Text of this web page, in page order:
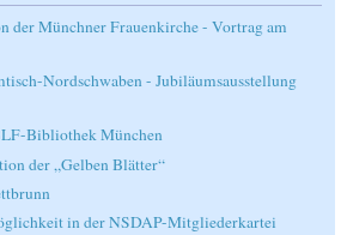
der Münchner Frauenkirche - Vortrag am
Nordschwaben - Jubiläumsausstellung
Bibliothek München
der „Gelben Blätter“
in der NSDAP-Mitgliederkartei